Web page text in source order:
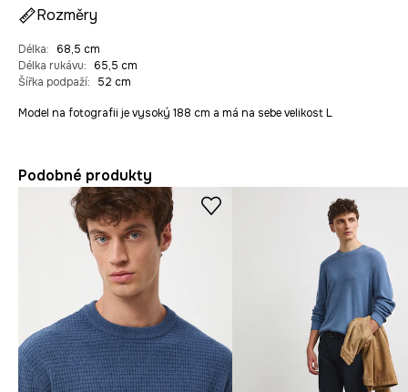
Rozměry
Délka:
68,5 cm
Délka rukávu:
65,5 cm
Šířka podpaží: 52 cm
Model na fotografii je vysoký 188 cm a má na sebe velikost L
Podobné produkty